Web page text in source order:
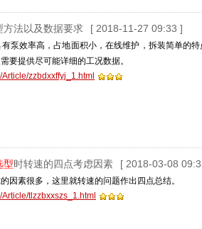
方法以及数据要求 [ 2018-11-27 09:33 ]
泵效率高，占地面积小，在线维护，拆装简单的
需要提供尽可能详细的工况数据。
zzbdxxffyj_1.html
型时转速的四点考虑因素 [ 2018-03-08
因素很多，这里就转速的问题作出四点总结。
tlzzbxxszs_1.html